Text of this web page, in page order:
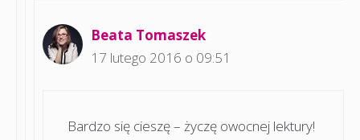
Beata Tomaszek
17 lutego 2016 o 09:51
Bardzo się cieszę – życzę owocnej lektury!